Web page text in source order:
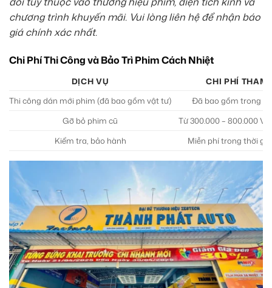
chương trình khuyến mãi. Vui lòng liên hệ để nhận báo
giá chính xác nhất.
Chi Phí Thi Công và Bảo Trì Phim Cách Nhiệt
DỊCH VỤ
CHI PHÍ THAM
Thi công dán mới phim (đã bao gồm vật tư)
Đã bao gồm trong
Gỡ bỏ phim cũ
Từ 300.000 – 800.000
Kiểm tra, bảo hành
Miễn phí trong thời